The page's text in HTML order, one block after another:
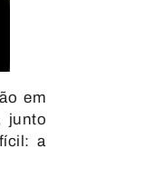
em
junto
a